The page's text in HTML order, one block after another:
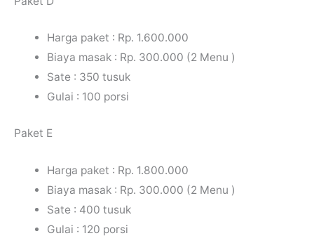
Harga paket : Rp. 1.600.000
Biaya masak : Rp. 300.000 (2 Menu )
Sate : 350 tusuk
Gulai : 100 porsi
Paket E
Harga paket : Rp. 1.800.000
Biaya masak : Rp. 300.000 (2 Menu )
Sate : 400 tusuk
Gulai : 120 porsi